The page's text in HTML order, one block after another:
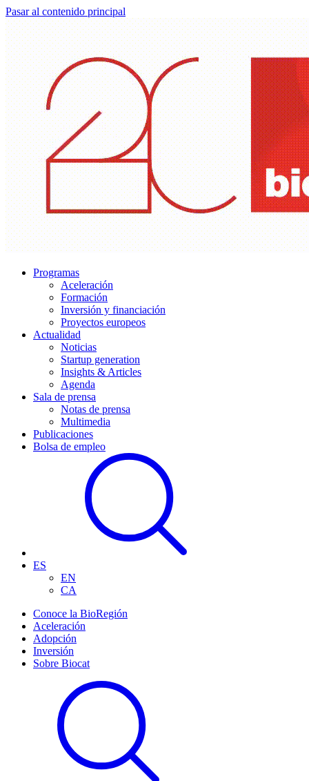
Pasar al contenido principal
Programas
Aceleración
Formación
Inversión y financiación
Proyectos europeos
Actualidad
Noticias
Startup generation
Insights & Articles
Agenda
Sala de prensa
Notas de prensa
Multimedia
Publicaciones
Bolsa de empleo
ES
EN
CA
Conoce la BioRegión
Aceleración
Adopción
Inversión
Sobre Biocat